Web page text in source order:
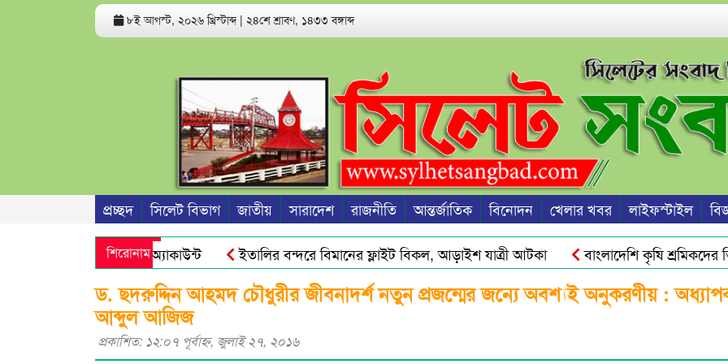
৮ই আগস্ট, ২০২৬ খ্রিস্টাব্দ | ২৪শে শ্রাবণ, ১৪৩৩ বঙ্গাব্দ
প্রচ্ছদ সিলেট বিভাগ জাতীয় সারাদেশ রাজনীতি আন্তর্জাতিক বিনোদন খেলার খবর লাইফস্টাইল
শিরোনাম
পারে ফোন ও ব্যাংক অ্যাকাউন্ট ইতালির বন্দরে বিমানের ফ্লাইট বিকল, আড়াইশ যাত্রী আটকা বাংলাদেশি কৃষি শ্রমিকদের
জনগণ আর ভয় পায়না : এড. জুবায়ের
তেল, গ্যাস, বিদ্যুৎ সঙ্কট ও দ্রব্যমূল্যের ঊর্ধ্বগতি রোধে সিলেটে ১১ দলীয় ঐক্যের স্মারকলিপি
ড. ছদরুদ্দিন আহমদ চৌধুরীর জীবনাদর্শ নতুন প্রজন্মের জন্যে অবশ্যই অনুকরণীয় :
আব্দুল আজিজ
প্রকাশিত: ১২:০৭ পূর্বাহ্ণ, জুলাই ২৭, ২০১৬